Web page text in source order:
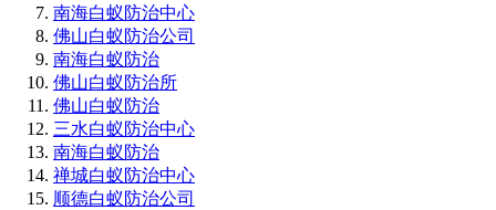
南海白蚁防治中心
佛山白蚁防治公司
南海白蚁防治
佛山白蚁防治所
佛山白蚁防治
三水白蚁防治中心
南海白蚁防治
禅城白蚁防治中心
顺德白蚁防治公司